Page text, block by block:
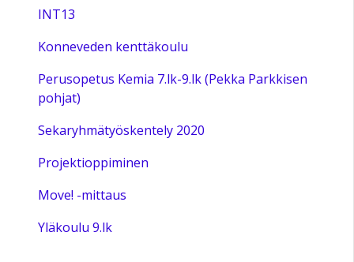
INT13
Konneveden kenttäkoulu
Perusopetus Kemia 7.lk-9.lk (Pekka Parkkisen
pohjat)
Sekaryhmätyöskentely 2020
Projektioppiminen
Move! -mittaus
Yläkoulu 9.lk